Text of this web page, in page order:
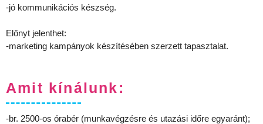
-jó kommunikációs készség.
Előnyt jelenthet:
-marketing kampányok készítésében szerzett tapasztalat.
Amit kínálunk:
-br. 2500-os órabér (munkavégzésre és utazási időre egyaránt);